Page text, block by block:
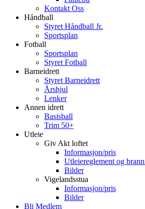
Kontakt Oss
Håndball
Styret Håndball Jr.
Sportsplan
Fotball
Sportsplan
Styret Fotball
Barneidrett
Styret Barneidrett
Årshjul
Lenker
Annen idrett
Basisball
Trim 50+
Utleie
Giv Akt loftet
Informasjon/pris
Utleiereglement og
Bilder
Vigelandsstua
Informasjon/pris
Bilder
Bli Medlem